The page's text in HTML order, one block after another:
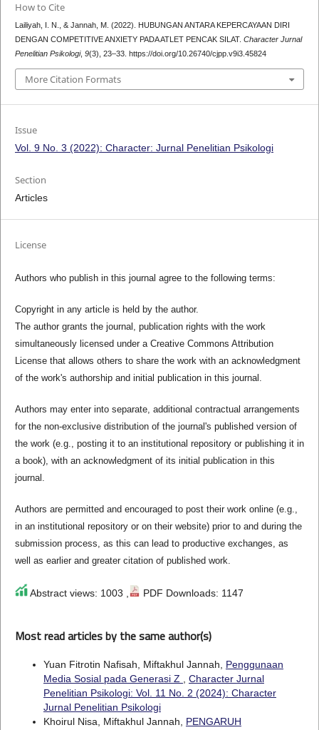
How to Cite
Lailiyah, I. N., & Jannah, M. (2022). HUBUNGAN ANTARA KEPERCAYAAN DIRI
DENGAN COMPETITIVE ANXIETY PADA ATLET PENCAK SILAT. Character Jurnal
Penelitian Psikologi, 9(3), 23–33. https://doi.org/10.26740/cjpp.v9i3.45824
More Citation Formats
Issue
Vol. 9 No. 3 (2022): Character: Jurnal Penelitian Psikologi
Section
Articles
License
Authors who publish in this journal agree to the following terms:
Copyright in any article is held by the author.
The author grants the journal, publication rights with the work
simultaneously licensed under a Creative Commons Attribution
License that allows others to share the work with an acknowledgment
of the work's authorship and initial publication in this journal.
Authors may enter into separate, additional contractual arrangements
for the non-exclusive distribution of the journal's published version of
the work (e.g., posting it to an institutional repository or publishing it in
a book), with an acknowledgment of its initial publication in this
journal.
Authors are permitted and encouraged to post their work online (e.g.,
in an institutional repository or on their website) prior to and during the
submission process, as this can lead to productive exchanges, as
well as earlier and greater citation of published work.
Abstract views: 1003 , PDF Downloads: 1147
Most read articles by the same author(s)
Yuan Fitrotin Nafisah, Miftakhul Jannah, Penggunaan
Media Sosial pada Generasi Z
Character Jurnal
Penelitian Psikologi: Vol. 11 No. 2 (2024): Character
Jurnal Penelitian Psikologi
Khoirul Nisa, Miftakhul Jannah, PENGARUH